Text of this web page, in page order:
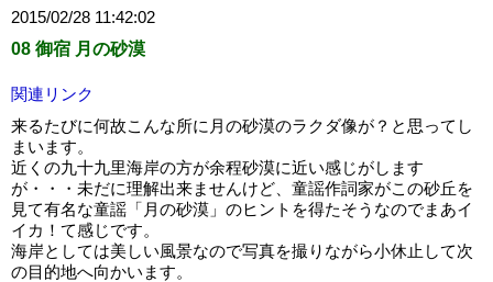
2015/02/28 11:42:02
08 御宿 月の砂漠
関連リンク
来るたびに何故こんな所に月の砂漠のラクダ像が？と思ってし
まいます。
近くの九十九里海岸の方が余程砂漠に近い感じがします
が・・・未だに理解出来ませんけど、童謡作詞家がこの砂丘を
見て有名な童謡「月の砂漠」のヒントを得たそうなのでまあイ
イカ！て感じです。
海岸としては美しい風景なので写真を撮りながら小休止して次
の目的地へ向かいます。